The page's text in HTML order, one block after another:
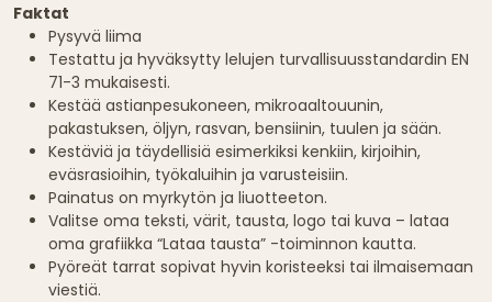
Faktat
Pysyvä liima
Testattu ja hyväksytty lelujen turvallisuusstandardin EN
71-3 mukaisesti.
Kestää astianpesukoneen, mikroaaltouunin,
pakastuksen, öljyn, rasvan, bensiinin, tuulen ja sään.
Kestäviä ja täydellisiä esimerkiksi kenkiin, kirjoihin,
eväsrasioihin, työkaluihin ja varusteisiin.
Painatus on myrkytön ja liuotteeton.
Valitse oma teksti, värit, tausta, logo tai kuva – lataa
oma grafiikka “Lataa tausta” -toiminnon kautta.
Pyöreät tarrat sopivat hyvin koristeeksi tai ilmaisemaan
viestiä.